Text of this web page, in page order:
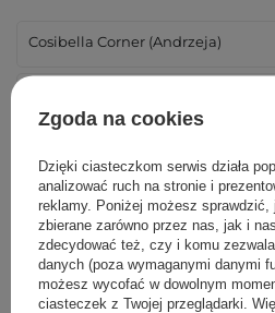
Cosibella Corner (Andrzeja)
Cosibella Corner (Wileńska)
Cosibella Corner (Bohaterów
Cosibella Corner (Tadeusza
Zgoda na cookies
Dzięki ciasteczkom serwis działa
analizować ruch na stronie i
reklamy. Poniżej możesz
zbierane zarówno przez nas, jak i
zdecydować też, czy i komu
danych (poza wymaganymi danymi
możesz wycofać w dowolnym
ciasteczek z Twojej przeglądarki.